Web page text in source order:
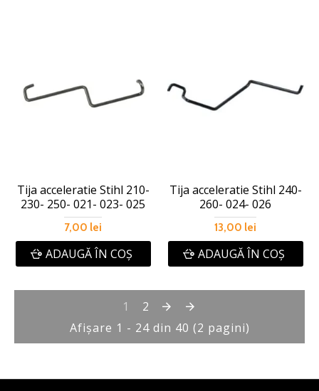
Tija acceleratie Stihl 210-
230- 250- 021- 023- 025
7,00 lei
ADAUGĂ ÎN COŞ
Tija acceleratie Stihl 240-
260- 024- 026
13,00 lei
ADAUGĂ ÎN COŞ
1
2
Afişare 1 - 24 din 40 (2 pagini)